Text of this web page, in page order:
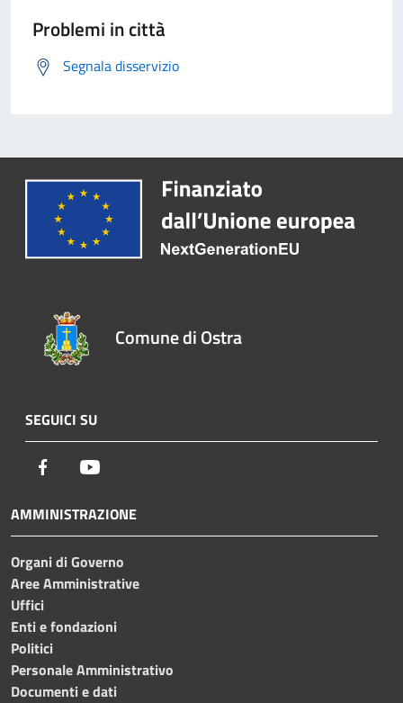
Problemi in città
Segnala disservizio
Comune di Ostra
SEGUICI SU
Facebook
AMMINISTRAZIONE
Organi di Governo
Aree Amministrative
Uffici
Enti e fondazioni
Politici
Personale Amministrativo
Documenti e dati